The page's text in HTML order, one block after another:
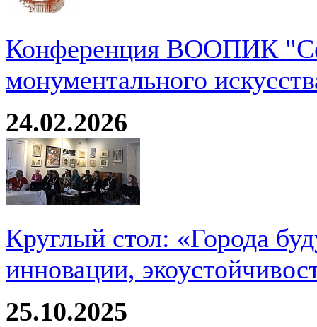
Конференция ВООПИК
монументального
24.02.2026
Круглый стол: «Города
инновации,
25.10.2025